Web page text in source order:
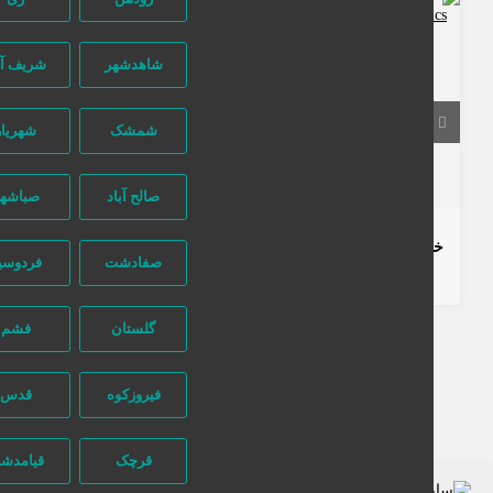
شاهدشهر شریف آباد
شمشک شهریار
صالح آباد صباشهر
صفادشت فردوسیه
گلستان فشم
فیروزکوه قدس
قرچک قیامدشت
خراسان رضوی
تماس بگیرید
خط چشم ماژیکی مای